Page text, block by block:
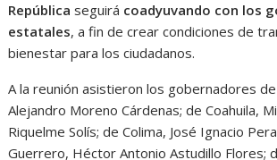
Repúblicaseguirá coadyuvando con los
estatales, a fin de crear condiciones de
bienestar para los ciudadanos.
A la reunión asistieron los gobernadores
Alejandro Moreno Cárdenas; de Coahuila,
Riquelme Solís; de Colima, José Ignacio
Guerrero, Héctor Antonio Astudillo Flores;